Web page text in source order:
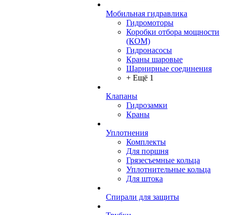
Мобильная гидравлика
Гидромоторы
Коробки отбора мощности
(КОМ)
Гидронасосы
Краны шаровые
Шарнирные соединения
+ Ещё 1
Клапаны
Гидрозамки
Краны
Уплотнения
Комплекты
Для поршня
Грязесъемные кольца
Уплотнительные кольца
Для штока
Спирали для защиты